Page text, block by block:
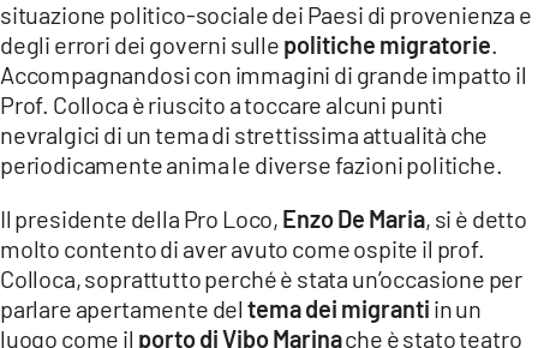
situazione politico-sociale dei Paesi di provenienza e
degli errori dei governi sulle politiche migratorie.
Accompagnandosi con immagini di grande impatto il
Prof. Colloca è riuscito a toccare alcuni punti
nevralgici di un tema di strettissima attualità che
periodicamente anima le diverse fazioni politiche.
Il presidente della Pro Loco, Enzo De Maria, si è detto
molto contento di aver avuto come ospite il prof.
Colloca, soprattutto perché è stata un’occasione per
parlare apertamente del tema dei migranti in un
luogo come il porto di Vibo Marinache è stato teatro